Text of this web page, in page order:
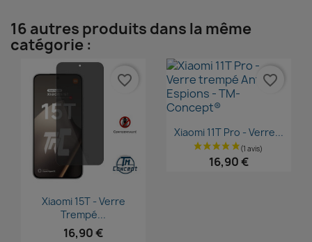
16 autres produits dans la même
catégorie :
Aperçu rapide
Xiaomi 15T - Verre
Trempé...
16,90 €
favorite_border
Aperçu rapide
Xiaomi 11T Pro - Verre...
16,90 €
favorite_border